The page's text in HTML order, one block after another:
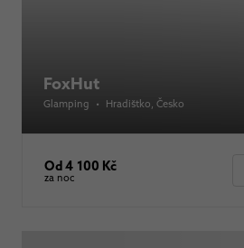
FoxHut
Glamping • Hradištko , Česko
Od 4 100 Kč
za noc